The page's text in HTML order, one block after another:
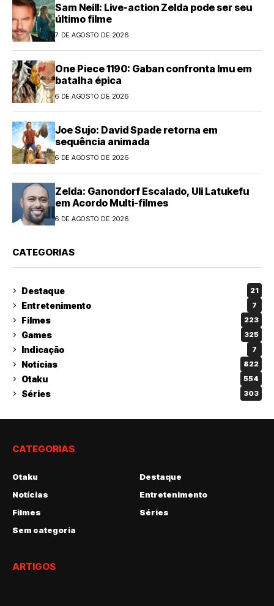
Sam Neill: Live-action Zelda pode ser seu
último filme
7 DE AGOSTO DE 2026
One Piece 1190: Gaban confronta Imu em
batalha épica
6 DE AGOSTO DE 2026
Joe Sujo: David Spade retorna em
sequência animada
6 DE AGOSTO DE 2026
Zelda: Ganondorf Escalado, Uli Latukefu
em Acordo Multi-filmes
6 DE AGOSTO DE 2026
CATEGORIAS
Destaque 21
Entretenimento 7
Filmes 223
Games 325
Indicação 7
Notícias 822
Otaku 554
Séries 303
CATEGORIAS
Otaku
Destaque
Notícias
Entretenimento
Filmes
Séries
Sem categoria
ARTIGOS